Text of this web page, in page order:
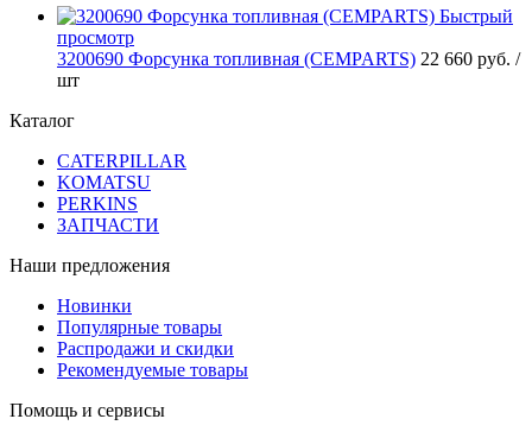
Быстрый
просмотр
3200690 Форсунка топливная (CEMPARTS) 22 660 руб. /
шт
Каталог
CATERPILLAR
KOMATSU
PERKINS
ЗАПЧАСТИ
Наши предложения
Новинки
Популярные товары
Распродажи и скидки
Рекомендуемые товары
Помощь и сервисы